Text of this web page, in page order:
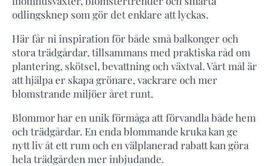
odlingsknep som gör det enklare att lyckas.
Här får ni inspiration för både små balkonger och
stora trädgårdar, tillsammans med praktiska råd om
plantering, skötsel, bevattning och växtval. Vårt mål är
att hjälpa er skapa grönare, vackrare och mer
blomstrande miljöer året runt.
Blommor har en unik förmåga att förvandla både hem
och trädgårdar. En enda blommande kruka kan ge
nytt liv åt ett rum och en välplanerad rabatt kan göra
hela trädgården mer inbjudande.